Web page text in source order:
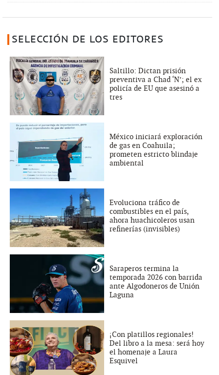
SELECCIÓN DE LOS EDITORES
Saltillo: Dictan prisión
preventiva a Chad ‘N’; el ex
policía de EU que asesinó a
tres
México iniciará exploración
de gas en Coahuila;
prometen estricto blindaje
ambiental
Evoluciona tráfico de
combustibles en el país,
ahora huachicoleros usan
refinerías (invisibles)
Saraperos termina la
temporada 2026 con barrida
ante Algodoneros de Unión
Laguna
¡Con platillos regionales!
Del libro a la mesa: será hoy
el homenaje a Laura
Esquivel